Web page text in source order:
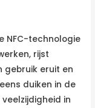
NFC-technologie
rijst
gebruik eruit en
duiken in de
in